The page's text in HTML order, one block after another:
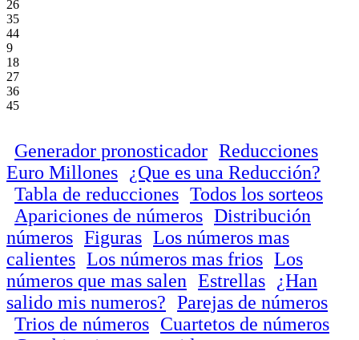
26
35
44
9
18
27
36
45
Generador pronosticador Reducciones
Euro Millones
¿Que es una Reducción?
Tabla de reducciones Todos los sorteos
Apariciones de números Distribución
números Figuras Los números mas
calientes Los números mas frios Los
números que mas salen Estrellas
¿Han
salido mis numeros? Parejas de números
Trios de números Cuartetos de números